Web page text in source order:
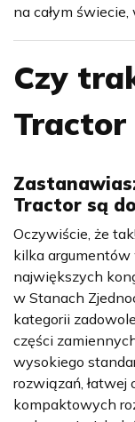
na całym
Czy
Tractor
Tractor są
Oczywiście, że
kilka
największych
w Stanach
kategorii
części
wysokiego
rozwiązań, łatwej
kompaktowych